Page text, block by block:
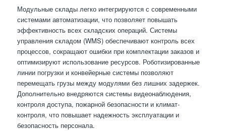
Модульные склады легко интегрируются с современными
системами автоматизации, что позволяет повышать
эффективность всех складских операций. Системы
управления складом (WMS) обеспечивают контроль всех
процессов, сокращают ошибки при комплектации заказов и
оптимизируют использование ресурсов. Роботизированные
линии погрузки и конвейерные системы позволяют
перемещать грузы между модулями без лишних задержек.
Дополнительно внедряются системы видеонаблюдения,
контроля доступа, пожарной безопасности и климат-
контроля, что повышает надежность эксплуатации и
безопасность персонала.